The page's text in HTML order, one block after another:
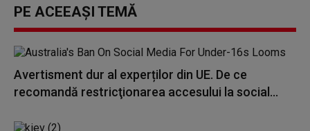
PE ACEEAȘI TEMĂ
Avertisment dur al experților din UE. De ce
recomandă restricţionarea accesului la social...